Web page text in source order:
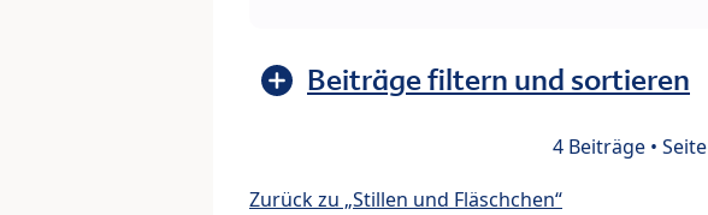
Beiträge filtern und sortieren
4 Beiträge • Seite
Zurück zu „Stillen und Fläschchen“